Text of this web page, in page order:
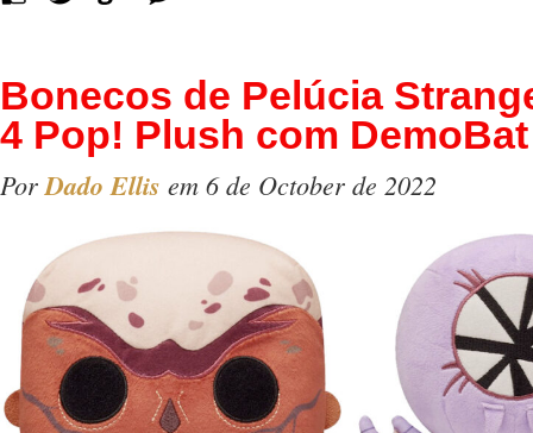
Bonecos de Pelúcia
4 Pop! Plush com
PorDado Ellis em 6 de October de 2022